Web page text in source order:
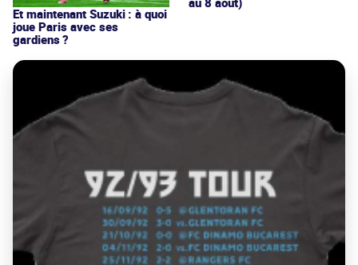
Et maintenant Suzuki : à quoi
joue Paris avec ses
gardiens ?